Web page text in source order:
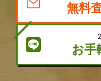
無料
お手